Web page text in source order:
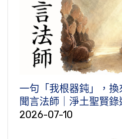
一句「我根器鈍」，換
聞言法師｜淨土聖賢錄
2026-07-10